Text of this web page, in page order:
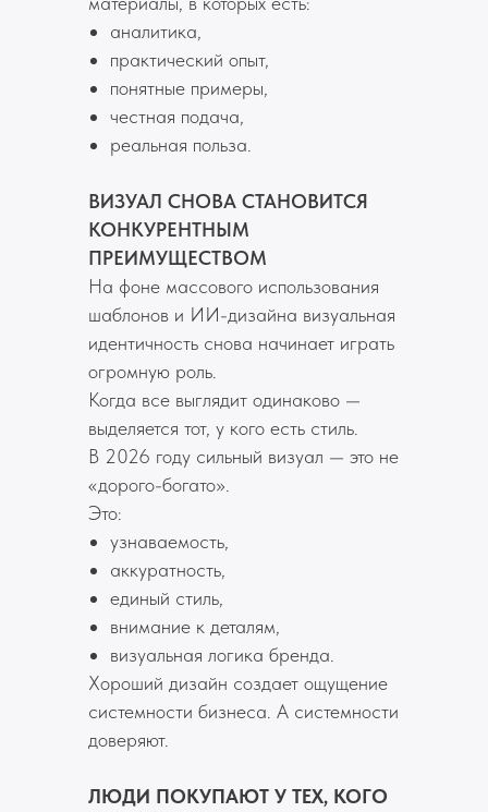
аналитика,
практический опыт,
понятные примеры,
честная подача,
реальная польза.
ВИЗУАЛ СНОВА СТАНОВИТСЯ
КОНКУРЕНТНЫМ
ПРЕИМУЩЕСТВОМ
На фоне массового использования
шаблонов и ИИ-дизайна визуальная
идентичность снова начинает играть
огромную роль.
Когда все выглядит одинаково —
выделяется тот, у кого есть стиль.
В 2026 году сильный визуал — это не
«дорого-богато».
Это:
узнаваемость,
аккуратность,
единый стиль,
внимание к деталям,
визуальная логика бренда.
Хороший дизайн создает ощущение
системности бизнеса. А системности
доверяют.
ЛЮДИ ПОКУПАЮТ У ТЕХ, КОГО
ALL IS
MARKETING
hello@allismarketing.com